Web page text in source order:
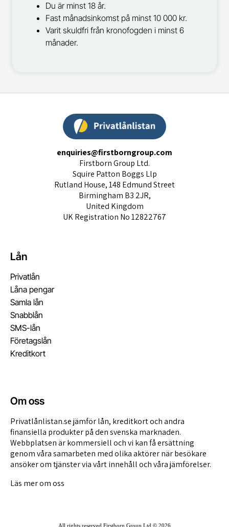
Du är minst 18 år.
Fast månadsinkomst på minst 10 000 kr.
Varit skuldfri från kronofogden i minst 6
månader.
enquiries@firstborngroup.com
Firstborn Group Ltd.
Squire Patton Boggs Llp
Rutland House, 148 Edmund Street
Birmingham B3 2JR,
United Kingdom
UK Registration No 12822767
Lån
Privatlån
Låna pengar
Samla lån
Snabblån
SMS-lån
Företagslån
Kreditkort
Om oss
Privatlånlistan.se jämför lån, kreditkort och andra
finansiella produkter på den svenska marknaden.
Webbplatsen är kommersiell och vi kan få ersättning
genom vårasamarbeten med olika aktörernär besökare
ansöker om tjänster via vårt innehåll och våra jämförelser.
Läs mer om oss
All rights reserved Firstborn Group Ltd © 2026